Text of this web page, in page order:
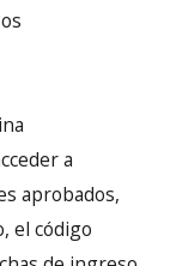
a
aprobados,
el código